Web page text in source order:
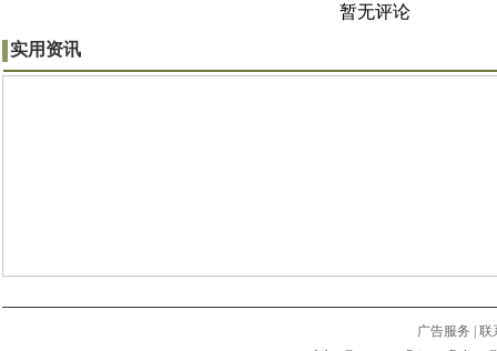
暂无评论
实用资讯
广告服务
联